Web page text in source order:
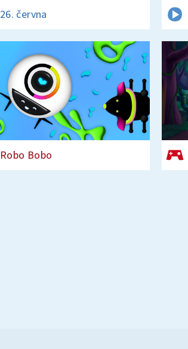
26. června
Robo Bobo